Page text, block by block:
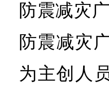
防震减灾
防震减灾
为主创人